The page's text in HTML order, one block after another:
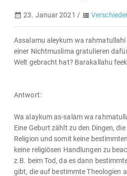
23. Januar 2021 /
Assalamu aleykum wa
einer Nichtmuslima gratulieren
Welt gebracht hat? Barakallahu feek
Antwort:
Wa alaykum as-salām wa
Eine Geburt zählt zu den Dingen,
Religion und somit keine
keine religiösen Handlungen zu
z.B. beim Tod, da es dann
gibt, die auf bestimmte Theologien